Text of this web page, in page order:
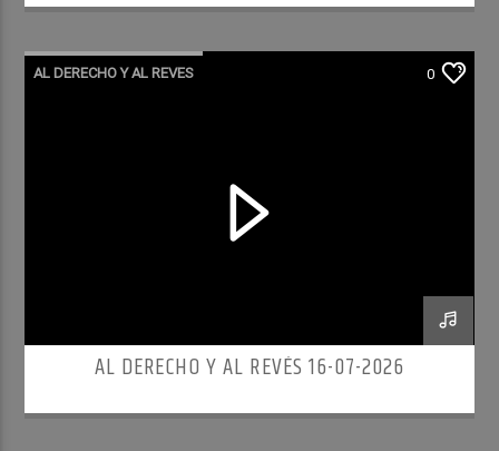
AL DERECHO Y AL REVES 0
AL DERECHO Y AL REVÉS 16-07-2026